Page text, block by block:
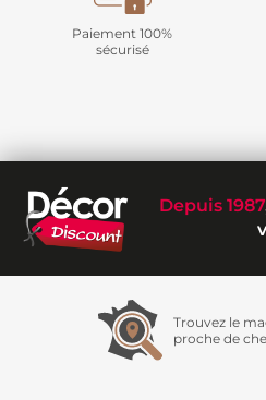
Paiement 100%
sécurisé
Depuis 1987
Trouvez le
proche de